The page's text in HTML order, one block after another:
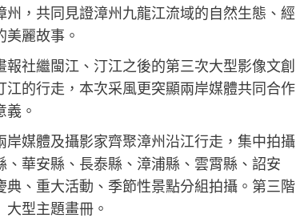
，共同見證漳州九龍江流域的自然生態、經
美麗故事。
報社繼閩江、汀江之後的第三次大型影像文創
的行走，本次采風更突顯兩岸媒體共同合作
。
岸媒體及攝影家齊聚漳州沿江行走，集中拍攝
華安縣、長泰縣、漳浦縣、雲霄縣、詔安
、重大活動、季節性景點分組拍攝。第三階
大型主題畫冊。